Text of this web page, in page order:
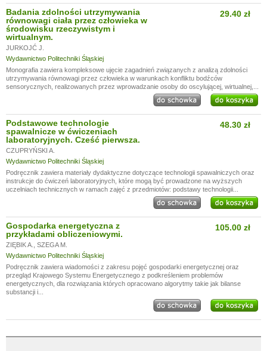
Badania zdolności utrzymywania
równowagi ciała przez człowieka w
środowisku rzeczywistym i
wirtualnym.
JURKOJĆ J.
Wydawnictwo Politechniki Śląskiej
29.40 zł
Monografia zawiera kompleksowe ujęcie zagadnień związanych z analizą zdolności
utrzymywania równowagi przez człowieka w warunkach konfliktu bodźców
sensorycznych, realizowanych przez wprowadzanie osoby do oscylującej, wirtualnej,...
Podstawowe technologie
spawalnicze w ćwiczeniach
laboratoryjnych. Cześć pierwsza.
CZUPRYŃSKI A.
Wydawnictwo Politechniki Śląskiej
48.30 zł
Podręcznik zawiera materiały dydaktyczne dotyczące technologii spawalniczych oraz
instrukcje do ćwiczeń laboratoryjnych, które mogą być prowadzone na wyższych
uczelniach technicznych w ramach zajęć z przedmiotów: podstawy technologii...
Gospodarka energetyczna z
przykładami obliczeniowymi.
ZIĘBIK A.
SZEGA M.
Wydawnictwo Politechniki Śląskiej
105.00 zł
Podręcznik zawiera wiadomości z zakresu pojęć gospodarki energetycznej oraz
przegląd Krajowego Systemu Energetycznego z podkreśleniem problemów
energetycznych, dla rozwiązania których opracowano algorytmy takie jak bilanse
substancji i...